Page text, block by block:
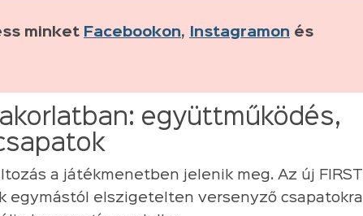
minket Facebookon, Instagramon és
együttműködés,
a játékmenetben jelenik meg. Az új FIRST
egymástól elszigetelten versenyző csapatokra